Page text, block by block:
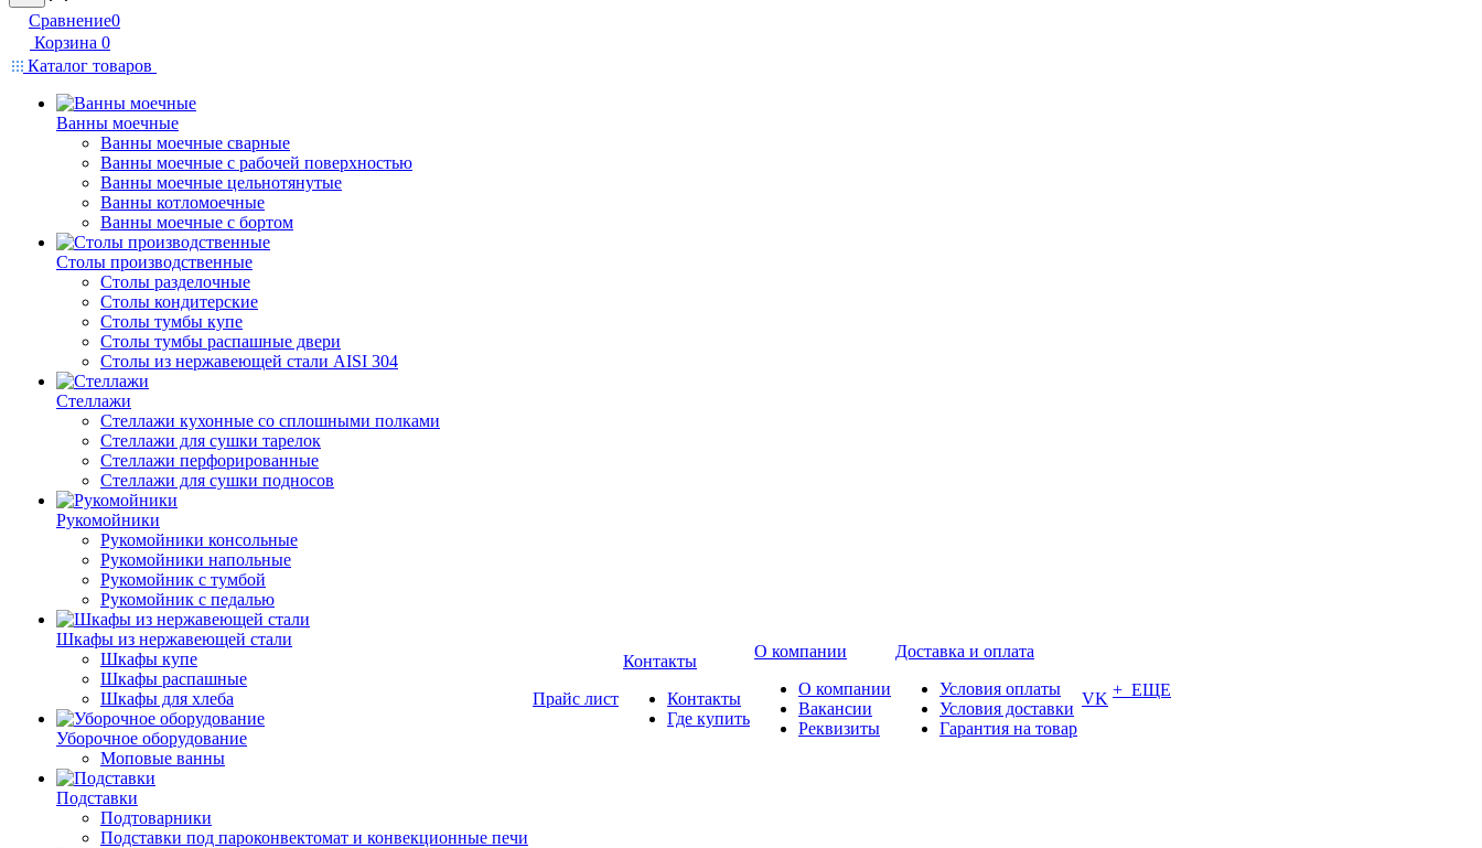
Сравнение0
Корзина 0
Каталог товаров
Ванны моечные
Ванны моечные сварные
Ванны моечные с рабочей поверхностью
Ванны моечные цельнотянутые
Ванны котломоечные
Ванны моечные с бортом
Столы производственные
Столы разделочные
Столы кондитерские
Столы тумбы купе
Столы тумбы распашные двери
Столы из нержавеющей стали AISI 304
Стеллажи
Стеллажи кухонные со сплошными полками
Стеллажи для сушки тарелок
Стеллажи перфорированные
Стеллажи для сушки подносов
Рукомойники
Рукомойники консольные
Рукомойники напольные
Рукомойник с тумбой
Рукомойник с педалью
Шкафы из нержавеющей стали
Шкафы купе
Шкафы распашные
Шкафы для хлеба
Уборочное оборудование
Моповые ванны
Подставки
Подтоварники
Подставки под пароконвектомат и конвекционные печи
Прайс лист
Контакты
Контакты
Где купить
О компании
О компании
Вакансии
Реквизиты
Доставка и оплата
Условия оплаты
Условия доставки
Гарантия на товар
VK + ЕЩЕ